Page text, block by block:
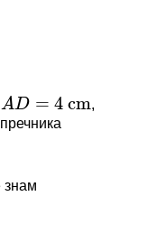
AD= 4cm
,
знам